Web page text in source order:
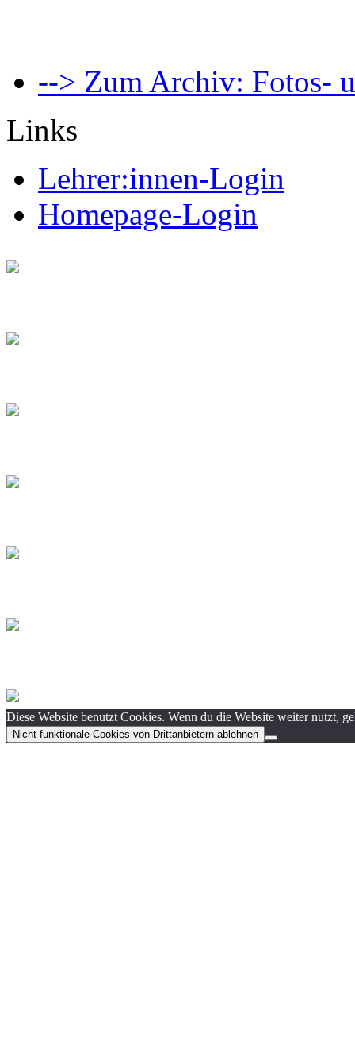
--> Zum Archiv: Fotos-
Links
Lehrer:innen-Login
Homepage-Login
Diese Website benutzt Cookies. Wenn du die Website weiter nutzt,
Nicht funktionale Cookies von Drittanbietern ablehnen